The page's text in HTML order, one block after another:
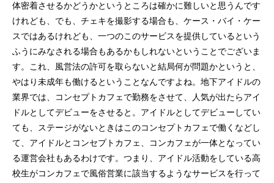
体密着させるかどうかというところは確かに難しいと思うんです
けれども、でも、チェキを撮影する場合も、ケース・バイ・ケー
スではあるけれども、一つのこのサービスを提供しているという
ふうにみなされる場合もあるかもしれないということでございま
す。これ、風営法の許可を取らないと結局何が問題かというと、
やはり未成年も働けるということなんですよね。地下アイドルの
業界では、コンセプトカフェで勤務をさせて、人気が出たらアイ
ドルとしてデビューをさせると。アイドルとしてデビューしてい
ても、ステージがないときはこのコンセプトカフェで働くなどし
て、アイドルとコンセプトカフェ、コンカフェが一体となってい
る運営会社もあるわけです。つまり、アイドル活動をしている高
校生がコンカフェで風俗営業に該当するようなサービスを行って